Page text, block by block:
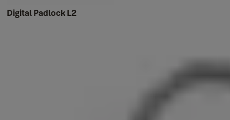
Digital Padlock L2